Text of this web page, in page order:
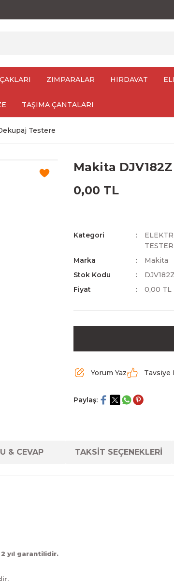
ZIMPARALAR HIRDAVAT
TAŞIMA ÇANTALARI
Testere
Makita
0,00 TL
Kategori
Marka
Makita
Stok Kodu
Fiyat
0,00 TL
Yorum Yaz Tavsiye
Paylaş:
& CEVAP TAKSİT SEÇENEKLERİ
2 yıl garantilidir.